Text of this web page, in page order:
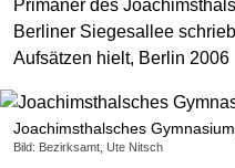
Joachimsthalsches
Bild: Bezirksamt, Ute Nitsch
Primaner des
Berliner Siegesallee
Aufsätzen hielt, Berlin 2006